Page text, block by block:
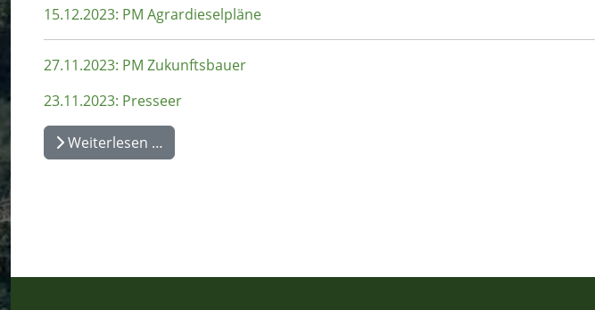
15.12.2023: PM Agrardieselpläne
27.11.2023: PM Zukunftsbauer
23.11.2023: Presseer
Weiterlesen …